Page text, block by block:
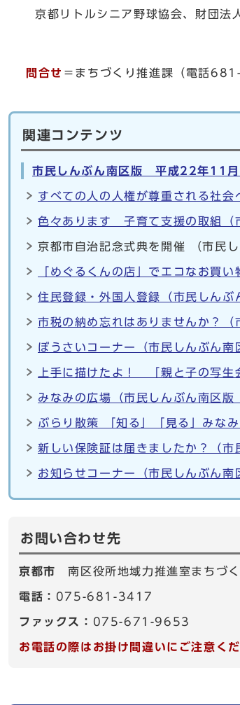
京都リトルシニア野球協会、財団法
問合せ ＝まちづくり推進課（電話
関連コンテンツ
市民しんぶん南区版 平成22年11
すべての人の人権が尊重される社
色々あります 子育て支援の取組
京都市自治記念式典を開催 （市民
「めぐるくんの店」でエコなお買
住民登録・外国人登録（市民しん
市税の納め忘れはありませんか？
ぼうさいコーナー（市民しんぶん
上手に描けたよ！ 「親と子の写
みなみの広場（市民しんぶん南区
ぶらり散策 「知る」「見る」み
新しい保険証は届きましたか？（
お知らせコーナー（市民しんぶん
お問い合わせ先
京都市南区役所地域力推進室まちづ
電話： 075-681-3417
ファックス： 075-671-9653
お電話の際はお掛け間違いにご注意く